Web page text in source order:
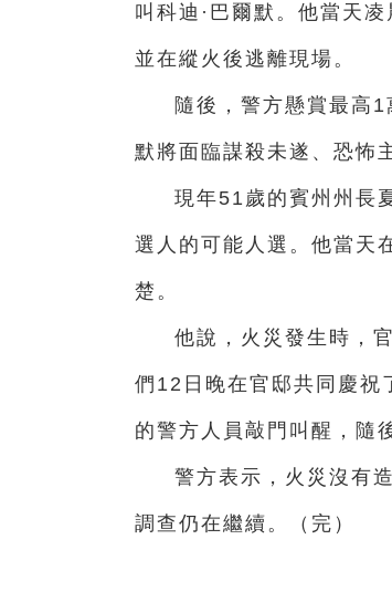
叫科迪·巴爾默。他當天
並在縱火後逃離現場。
隨後，警方懸賞最高
默將面臨謀殺未遂、恐怖
現年51歲的賓州州長
選人的可能人選。他當天
楚。
他說，火災發生時，
們12日晚在官邸共同慶祝
的警方人員敲門叫醒，隨
警方表示，火災沒有
調查仍在繼續。（完）